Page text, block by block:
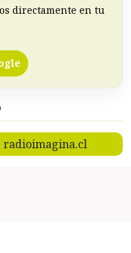
directamente en tu